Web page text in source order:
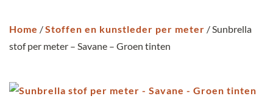
Home /Stoffen en kunstleder per meter / Sunbrella
stof per meter – Savane – Groen tinten